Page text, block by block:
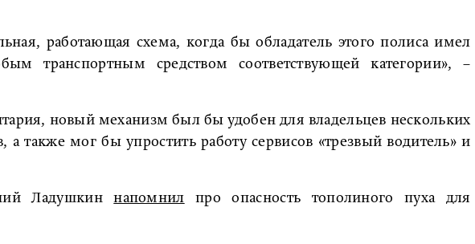
работающая схема, когда бы обладатель этого полиса имел
транспортным средством соответствующей категории», –
новый механизм был бы удобен для владельцев нескольких
а также мог бы упростить работу сервисов «трезвый водитель» и
Ладушкиннапомнил про опасность тополиного пуха для